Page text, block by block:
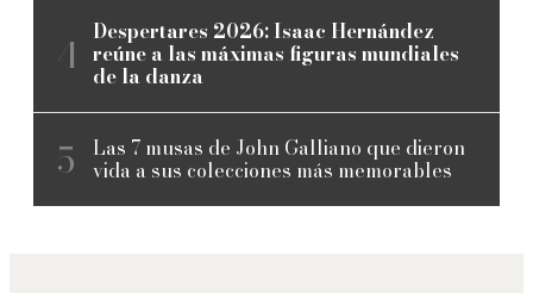
Despertares 2026: Isaac Hernández
reúne a las máximas figuras mundiales
de la danza
Las 7 musas de John Galliano que dieron
vida a sus colecciones más memorables